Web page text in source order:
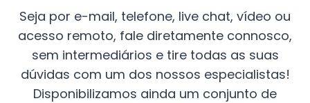
Seja por e-mail, telefone, live chat, vídeo ou
acesso remoto, fale diretamente connosco,
sem intermediários e tire todas as suas
dúvidas com um dos nossos especialistas!
Disponibilizamos ainda um conjunto de